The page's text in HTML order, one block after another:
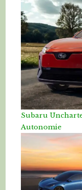
Subaru
Autonomie